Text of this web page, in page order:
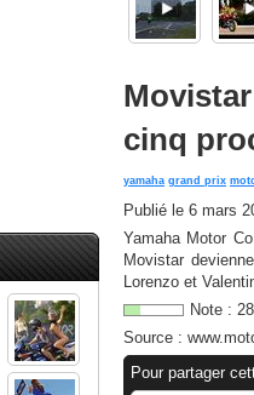
cinq
yamaha grand prix
Publié le 6 mars
Yamaha Motor
Movistar
Lorenzo et
Note : 28
Source :
Pour partager